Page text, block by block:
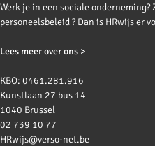
Werk je in een sociale
personeelsbeleid ? Dan is HRwijs er
Lees meer over ons >
KBO: 0461.281.916
Kunstlaan 27 bus 14
1040 Brussel
02 739 10 77
HRwijs@verso-net.be